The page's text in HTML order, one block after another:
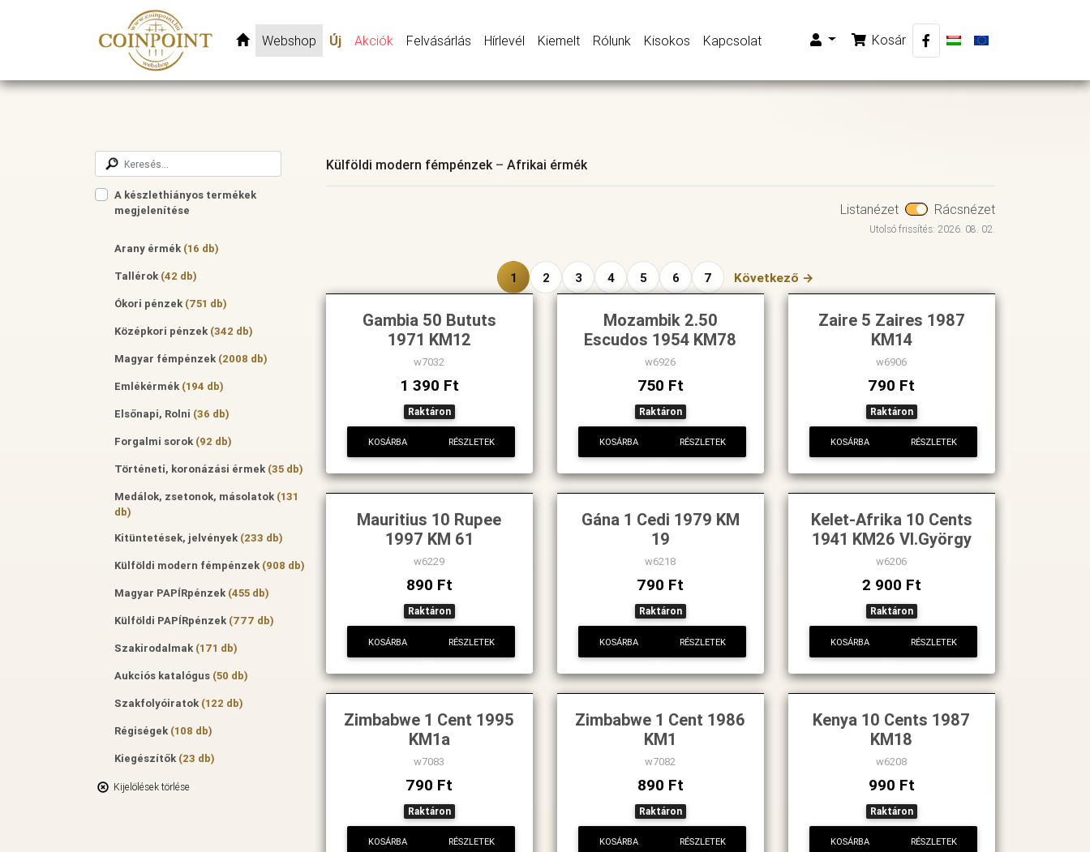
Webshop Új Akciók Felvásárlás Hírlevél Kiemelt Rólunk Kisokos Kapcsolat Kosár
A készlethiányos termékek
megjelenítése
Arany érmék (16 db)
Tallérok (42 db)
Ókori pénzek (751 db)
Középkori pénzek (342 db)
Magyar fémpénzek (2008 db)
Emlékérmék (194 db)
Elsőnapi, Rolni (36 db)
Forgalmi sorok (92 db)
Történeti, koronázási érmek (35 db)
Medálok, zsetonok, másolatok (131
db)
Kitüntetések, jelvények (233 db)
Külföldi modern fémpénzek (908 db)
Magyar PAPÍRpénzek (455 db)
Külföldi PAPÍRpénzek (777 db)
Szakirodalmak (171 db)
Aukciós katalógus (50 db)
Szakfolyóiratok (122 db)
Régiségek (108 db)
Kiegészítők (23 db)
Kijelölések törlése
Külföldi modern fémpénzek– Afrikai érmék
Listanézet Rácsnézet
Utolsó frissítés: 2026. 08. 02.
1 2 3 4 5 6 7 Következő →
Gambia 50 Bututs
1971 KM12
w7032
1 390 Ft
Raktáron
KOSÁRBA RÉSZLETEK
Mozambik 2.50
Escudos 1954 KM78
w6926
750 Ft
Raktáron
KOSÁRBA RÉSZLETEK
Zaire 5 Zaires 1987
KM14
w6906
790 Ft
Raktáron
KOSÁRBA RÉSZLETEK
Mauritius 10 Rupee
1997 KM 61
w6229
890 Ft
Raktáron
KOSÁRBA RÉSZLETEK
Gána 1 Cedi 1979 KM
19
w6218
790 Ft
Raktáron
KOSÁRBA RÉSZLETEK
Kelet-Afrika 10 Cents
1941 KM26 VI.György
w6206
2 900 Ft
Raktáron
KOSÁRBA RÉSZLETEK
Zimbabwe 1 Cent 1995
KM1a
w7083
790 Ft
Raktáron
KOSÁRBA RÉSZLETEK
Zimbabwe 1 Cent 1986
KM1
w7082
890 Ft
Raktáron
KOSÁRBA RÉSZLETEK
Kenya 10 Cents 1987
KM18
w6208
990 Ft
Raktáron
KOSÁRBA RÉSZLETEK